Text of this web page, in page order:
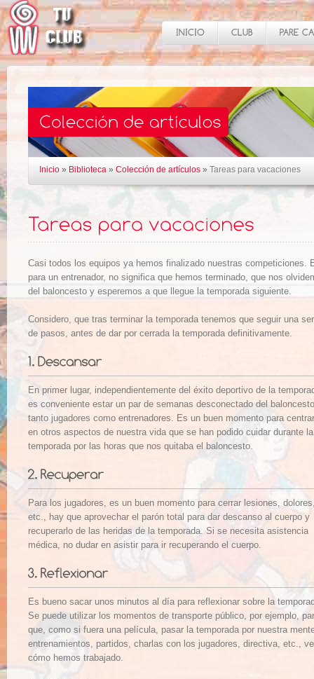
Inicio » Biblioteca » Colección de artículos » Tareas para vacaciones
Casi todos los equipos ya hemos finalizado nuestras competiciones.
para un entrenador, no significa que hemos terminado, que nos
del baloncesto y esperemos a que llegue la temporada siguiente.
Considero, que tras terminar la temporada tenemos que seguir una
de pasos, antes de dar por cerrada la temporada definitivamente.
En primer lugar, independientemente del éxito deportivo de la
es conveniente estar un par de semanas desconectado del
tanto jugadores como entrenadores. Es un buen momento para
en otros aspectos de nuestra vida que se han podido cuidar durante la
temporada por las horas que nos quitaba el baloncesto.
Para los jugadores, es un buen momento para cerrar lesiones,
etc., hay que aprovechar el parón total para dar descanso al cuerpo y
recuperarlo de las heridas de la temporada. Si se necesita asistencia
médica, no dudar en asistir para ir recuperando el cuerpo.
Es bueno sacar unos minutos al día para reflexionar sobre la
Se puede utilizar los momentos de transporte público, por ejemplo,
que, como si fuera una película, pasar la temporada por nuestra
entrenamientos, partidos, charlas con los jugadores, directiva, etc.,
cómo hemos trabajado.